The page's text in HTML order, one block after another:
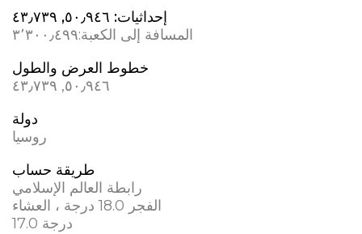
إحداثيات: ٥٠٫٩٤٦, ٤٣٫٧٣٩
المسافة إلى الكعبة:٣٬٣٠٠٫٤٩٩
خطوط العرض والطول
٥٠٫٩٤٦, ٤٣٫٧٣٩
دولة
روسيا
طريقة حساب
رابطة العالم الإسلامي
الفجر 18.0 درجة ، العشاء
17.0 درجة